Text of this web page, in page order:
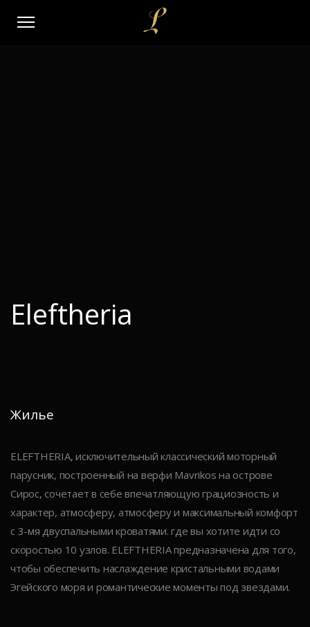
Eleftheria
Жилье
ELEFTHERIA, исключительный классический моторный
парусник, построенный на верфи Mavrikos на острове
Сирос, сочетает в себе впечатляющую грациозность и
характер, атмосферу, атмосферу и максимальный комфорт
с 3-мя двуспальными кроватями. где вы хотите идти со
скоростью 10 узлов. ELEFTHERIA предназначена для того,
чтобы обеспечить наслаждение кристальными водами
Эгейского моря и романтические моменты под звездами.